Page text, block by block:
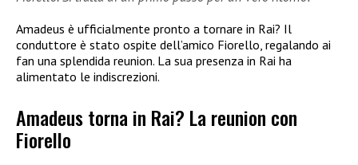
Amadeus è ufficialmente pronto a tornare in Rai? Il
conduttore è stato ospite dell’amico Fiorello, regalando ai
fan una splendida reunion. La sua presenza in Rai ha
alimentato le indiscrezioni.
Amadeus torna in Rai? La reunion con
Fiorello